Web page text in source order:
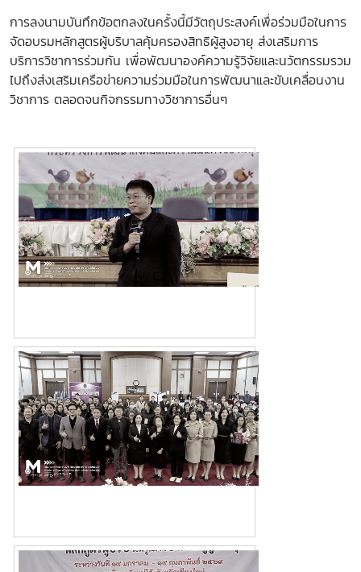
การลงนามบันทึกข้อตกลงในครั้งนี้มีวัตถุประสงค์เพื่อร่วมมือในการ
จัดอบรมหลักสูตรผู้บริบาลคุ้มครองสิทธิผู้สูงอายุ ส่งเสริมการ
บริการวิชาการร่วมกัน เพื่อพัฒนาองค์ความรู้วิจัยและนวัตกรรมรวม
ไปถึงส่งเสริมเครือข่ายความร่วมมือในการพัฒนาและขับเคลื่อนงาน
วิชาการ ตลอดจนกิจกรรมทางวิชาการอื่นๆ